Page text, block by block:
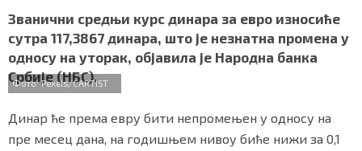
c
e
b
o
o
k
i
t
t
e
r
a
t
s
A
p
p
b
e
r
a
r
e
Званични средњи курс динара за евро износиће
сутра 117,3867 динара, што је незнатна промена у
односу на уторак, објавила је Народна банка
Србије (НБС).
Фото: Pexels/CARTIST
Динар ће према евру бити непромењен у односу на
пре месец дана, на годишњем нивоу биће нижи за 0,1
ВИДЕО
СПЕЦИЈАЛИ
БЛОГ